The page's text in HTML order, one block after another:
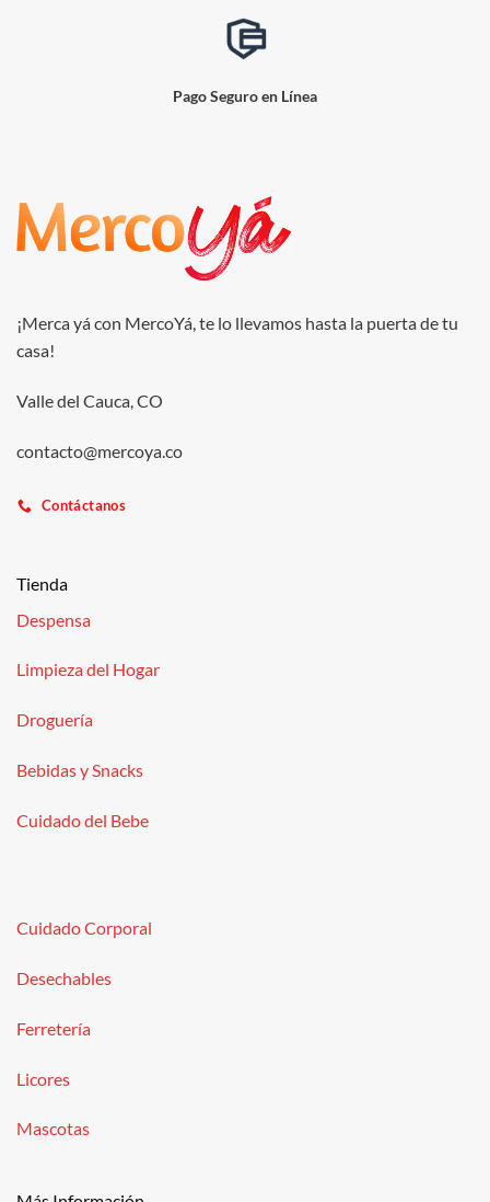
Pago Seguro en Línea
¡Merca yá con MercoYá, te lo llevamos hasta la puerta de tu
casa!
Valle del Cauca, CO
contacto@mercoya.co
Contáctanos
Tienda
Despensa
Limpieza del Hogar
Droguería
Bebidas y Snacks
Cuidado del Bebe
Cuidado Corporal
Desechables
Ferretería
Licores
Mascotas